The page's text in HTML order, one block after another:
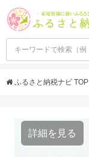
ふるさと納税ナビ TOP
詳細を見る